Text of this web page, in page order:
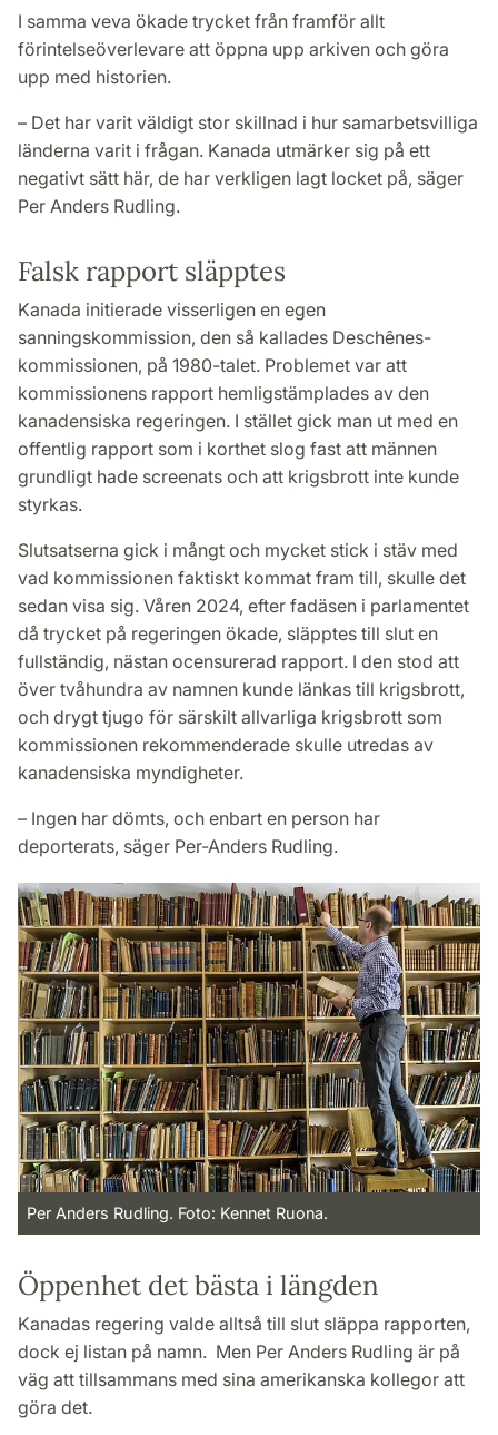
I samma veva ökade trycket från framför allt
förintelseöverlevare att öppna upp arkiven och göra
upp med historien.
– Det har varit väldigt stor skillnad i hur samarbetsvilliga
länderna varit i frågan. Kanada utmärker sig på ett
negativt sätt här, de har verkligen lagt locket på, säger
Per Anders Rudling.
Falsk rapport släpptes
Kanada initierade visserligen en egen
sanningskommission, den så kallades Deschênes-
kommissionen, på 1980-talet. Problemet var att
kommissionens rapport hemligstämplades av den
kanadensiska regeringen. I stället gick man ut med en
offentlig rapport som i korthet slog fast att männen
grundligt hade screenats och att krigsbrott inte kunde
styrkas.
Slutsatserna gick i mångt och mycket stick i stäv med
vad kommissionen faktiskt kommat fram till, skulle det
sedan visa sig. Våren 2024, efter fadäsen i parlamentet
då trycket på regeringen ökade, släpptes till slut en
fullständig, nästan ocensurerad rapport. I den stod att
över tvåhundra av namnen kunde länkas till krigsbrott,
och drygt tjugo för särskilt allvarliga krigsbrott som
kommissionen rekommenderade skulle utredas av
kanadensiska myndigheter.
– Ingen har dömts, och enbart en person har
deporterats, säger Per-Anders Rudling.
Per Anders Rudling. Foto: Kennet Ruona.
Öppenhet det bästa i längden
Kanadas regering valde alltså till slut släppa rapporten,
dock ej listan på namn. Men Per Anders Rudling är på
väg att tillsammans med sina amerikanska kollegor att
göra det.